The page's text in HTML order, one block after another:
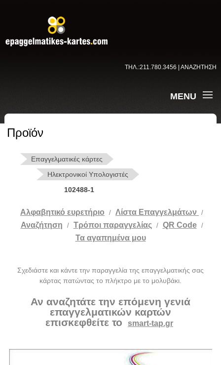
ΤΗΛ.:211.780.3456 | ΑΝΑΖΗΤΗΣΗ
MENU
Προϊόν
Επαγγελματικές κάρτες
Ηλεκτρονικοί Υπολογιστές
102488-1
Αλφαβητικό ευρετήριο / Λίστα Επαγγελμάτων /
Αναζήτηση / Tρόποι παραγγελίας / QR Code /
Τα αγαπημένα μου
Σχεδιάστε και κάντε την παραγγελία της επαγγελματικής σας
κάρτας πατώντας το πλήκτρο με το μολυβάκι.
Αν αναζητάτε την επόμενη γενιά
επαγγελματικών καρτών
επισκεφθείτε το
smart-tap.gr